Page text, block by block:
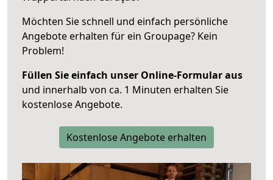
Möchten Sie schnell und einfach persönliche
Angebote erhalten für ein Groupage? Kein
Problem!
Füllen Sie einfach unser Online-Formular aus
und innerhalb von ca. 1 Minuten erhalten Sie
kostenlose Angebote.
Kostenlose Angebote erhalten